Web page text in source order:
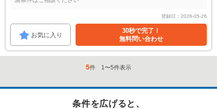
登録日：2026-05-26
お気に入り
30秒で完了！
無料問い合わせ
5件 1〜5件表示
条件を広げると、